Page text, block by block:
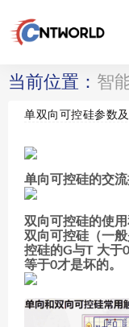
当前位置： 智
单双向可控硅参数
单向可控硅的交
双向可控硅的使
双向可控硅（一
控硅的G与T 大于
等于0才是坏的。